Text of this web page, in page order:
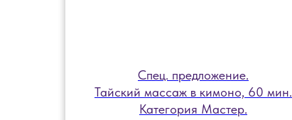
Спец. предложение.
Тайский массаж в кимоно, 60 мин.
Категория Мастер.